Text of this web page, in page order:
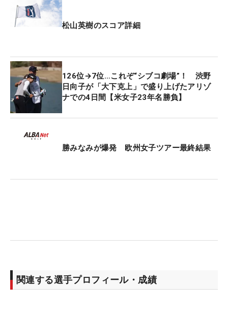
松山英樹のスコア詳細
126位→7位…これぞ“シブコ劇場”！ 渋野
日向子が「大下克上」で盛り上げたアリゾ
ナでの4日間【米女子23年名勝負】
勝みなみが爆発 欧州女子ツアー最終結果
関連する選手プロフィール・成績